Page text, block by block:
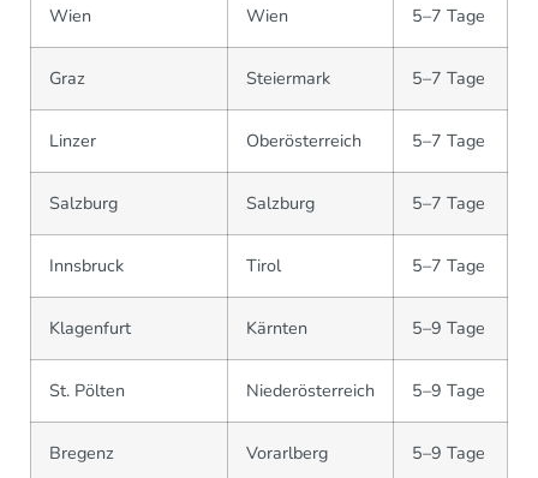
Wien Wien 5–7 Tage
Graz Steiermark 5–7 Tage
Linzer Oberösterreich 5–7 Tage
Salzburg Salzburg 5–7 Tage
Innsbruck Tirol 5–7 Tage
Klagenfurt Kärnten 5–9 Tage
St. Pölten Niederösterreich 5–9 Tage
Bregenz Vorarlberg 5–9 Tage